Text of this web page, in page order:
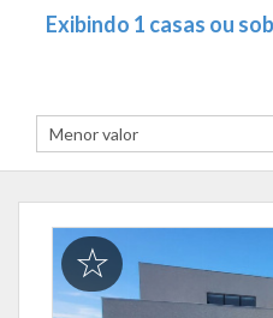
Exibindo 1 casas ou